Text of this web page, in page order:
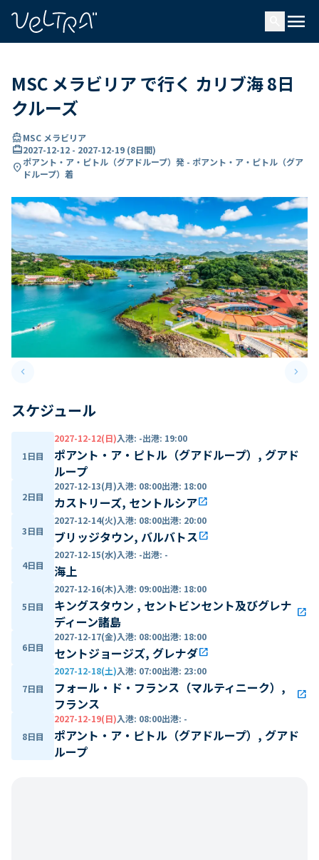
menu
MSC メラビリア で行く カリブ海 8日
クルーズ
directions_boatMSC メラビリア
card_travel2027-12-12 - 2027-12-19 (8日間)
location_onポアント・ア・ピトル（グアドループ）発 - ポアント・ア・ピトル（グア
ドループ）着
keyboard_arrow_leftPrevious slide keyboard_arrow_right
スケジュール
1日目
2027-12-12(日)入港: -出港: 19:00
ポアント・ア・ピトル（グアドループ）, グアド
ループ
2日目
2027-12-13(月)入港: 08:00出港: 18:00
カストリーズ, セントルシアopen_in_new
3日目
2027-12-14(火)入港: 08:00出港: 20:00
ブリッジタウン, バルバトスopen_in_new
4日目
2027-12-15(水)入港: -出港: -
海上
5日目
2027-12-16(木)入港: 09:00出港: 18:00
キングスタウン , セントビンセント及びグレナ
ディーン諸島
open_in_new
6日目
2027-12-17(金)入港: 08:00出港: 18:00
セントジョージズ, グレナダopen_in_new
7日目
2027-12-18(土)入港: 07:00出港: 23:00
フォール・ド・フランス（マルティニーク）,
フランス
open_in_new
8日目
2027-12-19(日)入港: 08:00出港: -
ポアント・ア・ピトル（グアドループ）, グアド
ループ